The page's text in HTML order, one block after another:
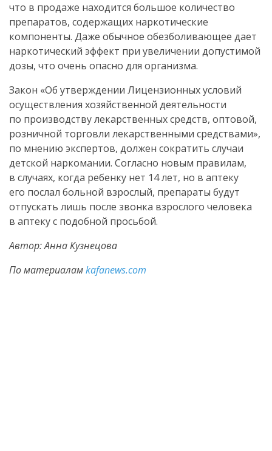
что в продаже находится большое количество
препаратов, содержащих наркотические
компоненты. Даже обычное обезболивающее дает
наркотический эффект при увеличении допустимой
дозы, что очень опасно для организма.
Закон «Об утверждении Лицензионных условий
осуществления хозяйственной деятельности
по производству лекарственных средств, оптовой,
розничной торговли лекарственными средствами»,
по мнению экспертов, должен сократить случаи
детской наркомании. Согласно новым правилам,
в случаях, когда ребенку нет 14 лет, но в аптеку
его послал больной взрослый, препараты будут
отпускать лишь после звонка взрослого человека
в аптеку с подобной просьбой.
Автор: Анна Кузнецова
По материаламkafanews.com